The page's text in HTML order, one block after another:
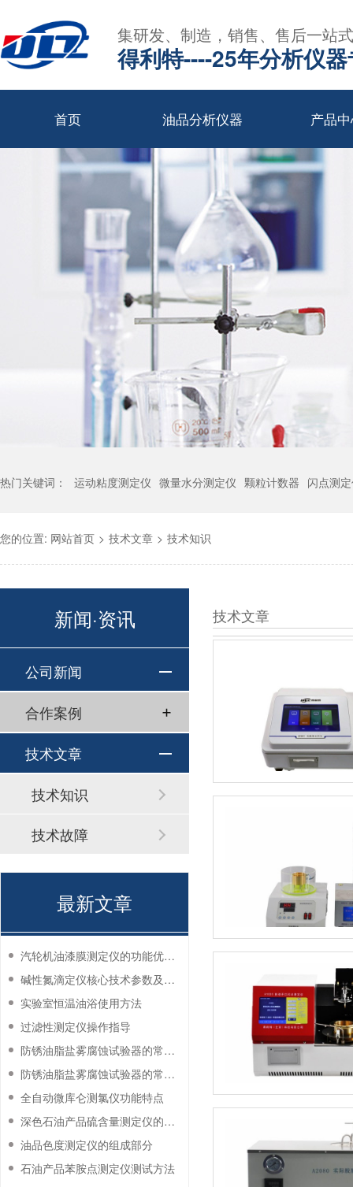
集研发、制造，销售、售后一站
得利特----25年分析仪
首页 油品分析仪器 产品
热门关键词： 运动粘度测定仪 微量水分测定仪 颗粒计数器 闪点测
您的位置: 网站首页 > 技术文章 > 技术知识
技术文章
新闻·资讯
公司新闻
合作案例
技术文章
技术知识
技术故障
最新文章
汽轮机油漆膜测定仪的功能优势有哪些？
碱性氮滴定仪核心技术参数及应用说明
实验室恒温油浴使用方法
过滤性测定仪操作指导
防锈油脂盐雾腐蚀试验器的常见故障与解决方法
防锈油脂盐雾腐蚀试验器的常见故障与解决方法
全自动微库仑测氯仪功能特点
深色石油产品硫含量测定仪的工作环境要求
油品色度测定仪的组成部分
石油产品苯胺点测定仪测试方法